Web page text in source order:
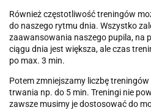
Również częstotliwość treningów
do naszego rytmu dnia. Wszystko
zaawansowania naszego pupila, na
ciągu dnia jest większa, ale czas
po max. 3 min.
Potem zmniejszamy liczbę treningów
trwania np. do 5 min. Treningi nie
zawsze musimy je dostosować do